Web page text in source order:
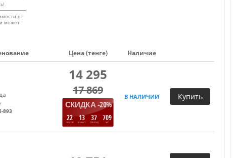
от
может
Цена (тенге) Наличие
893
14 295
17 869
СКИДКА -20%
22
ЧАСОВ
13
МИНУТ
36
СЕКУНД
912
МС
В НАЛИЧИИ Купить